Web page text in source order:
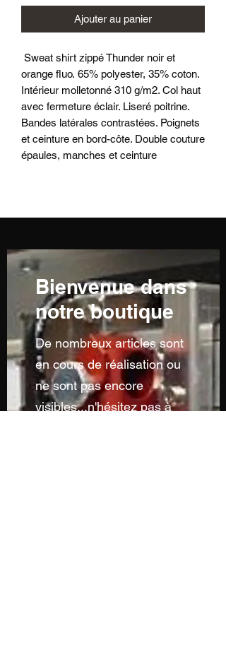
Ajouter au panier
Sweat shirt zippé Thunder noir et
orange fluo. 65% polyester, 35% coton.
Intérieur molletonné 310 g/m2. Col haut
avec fermeture éclair. Liseré poitrine.
Bandes latérales contrastées. Poignets
et ceinture en bord-côte. Double couture
épaules, manches et ceinture
Bienvenue dans
notre boutique
De nombreux articles sont
en cours de réalisation ou
ne sont pas encore
visibles...n'hésitez pas à